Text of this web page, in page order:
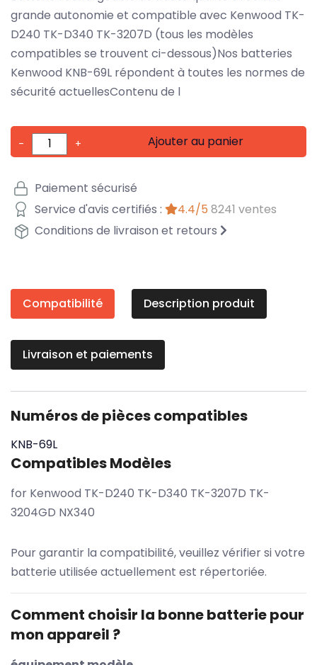
grande autonomie et compatible avec Kenwood TK-
D240 TK-D340 TK-3207D (tous les modèles
compatibles se trouvent ci-dessous)Nos batteries
Kenwood KNB-69L répondent à toutes les normes de
sécurité actuellesContenu de l
- + Ajouter au panier
Paiement sécurisé
Service d'avis certifiés :
4.4/5 8241 ventes
Conditions de livraison et retours
Compatibilité Description produit
Livraison et paiements
Numéros de pièces compatibles
KNB-69L
Compatibles Modèles
for Kenwood TK-D240 TK-D340 TK-3207D TK-
3204GD NX340
Pour garantir la compatibilité, veuillez vérifier si votre
batterie utilisée actuellement est répertoriée.
Comment choisir la bonne batterie pour
mon appareil ?